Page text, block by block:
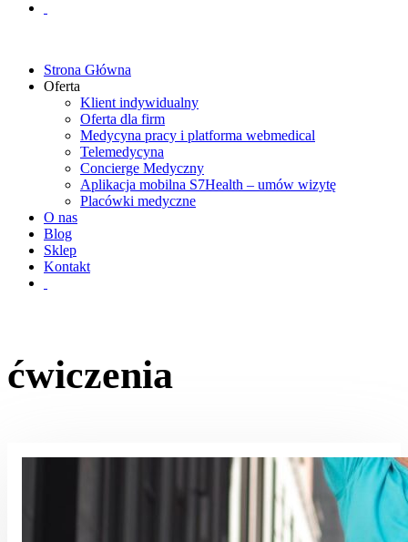
Strona Główna
Oferta
Klient indywidualny
Oferta dla firm
Medycyna pracy i platforma webmedical
Telemedycyna
Concierge Medyczny
Aplikacja mobilna S7Health – umów wizytę
Placówki medyczne
O nas
Blog
Sklep
Kontakt
ćwiczenia